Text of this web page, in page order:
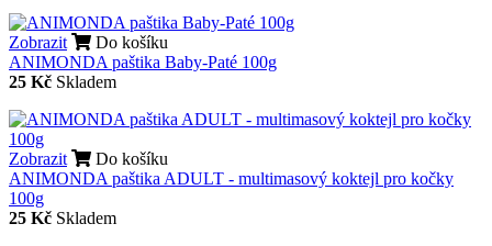
Zobrazit
Do košíku
ANIMONDA paštika Baby-Paté 100g
25 Kč Skladem
Zobrazit
Do košíku
ANIMONDA paštika ADULT - multimasový koktejl pro kočky
100g
25 Kč Skladem